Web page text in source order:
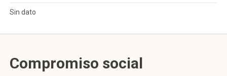
Sin dato
Compromiso social